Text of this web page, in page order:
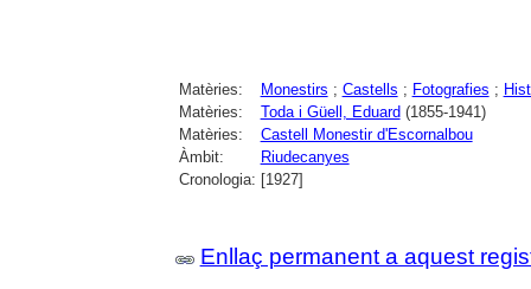
Matèries: Monestirs ; Castells ; Fotografies ;
Matèries:
Toda i Güell, Eduard (1855-1941)
Matèries:
Castell Monestir d'Escornalbou
Àmbit:
Riudecanyes
Cronologia: [1927]
Enllaç permanent a aquest